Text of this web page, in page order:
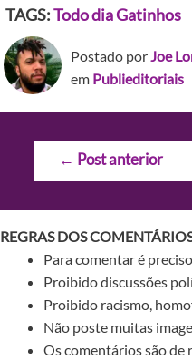
TAGS:Todo dia Gatinhos
Postado porJoe
em Publieditoriais
Navegação
← Post anterior
REGRAS DOS
Para comentar é
Proibido discussões
Proibido racismo,
Não poste muitas
Os comentários são de